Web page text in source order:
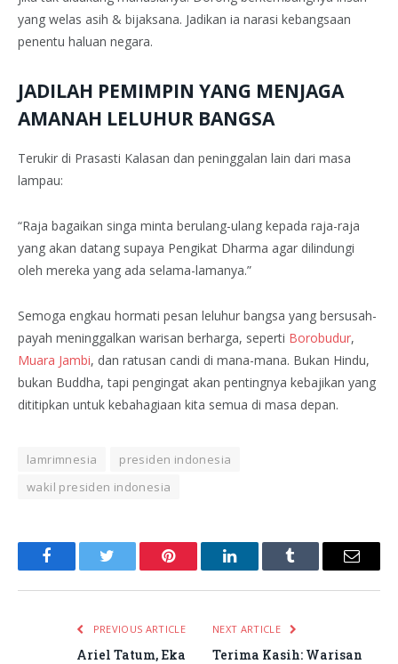
yang welas asih & bijaksana. Jadikan ia narasi kebangsaan
penentu haluan negara.
JADILAH PEMIMPIN YANG MENJAGA
AMANAH LELUHUR BANGSA
Terukir di Prasasti Kalasan dan peninggalan lain dari masa
lampau:
“Raja bagaikan singa minta berulang-ulang kepada raja-raja
yang akan datang supaya Pengikat Dharma agar dilindungi
oleh mereka yang ada selama-lamanya.”
Semoga engkau hormati pesan leluhur bangsa yang bersusah-
payah meninggalkan warisan berharga, seperti Borobudur,
Muara Jambi, dan ratusan candi di mana-mana. Bukan Hindu,
bukan Buddha, tapi pengingat akan pentingnya kebajikan yang
dititipkan untuk kebahagiaan kita semua di masa depan.
lamrimnesia
presiden indonesia
wakil presiden indonesia
FacebookTwitter Pinterest LinkedInTumblr Email
PREVIOUS ARTICLE
Ariel Tatum, Eka
NEXT ARTICLE
Terima Kasih: Warisan